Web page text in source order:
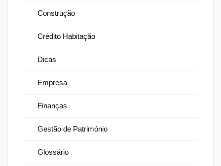
Construção
Crédito Habitação
Dicas
Empresa
Finanças
Gestão de Património
Glossário